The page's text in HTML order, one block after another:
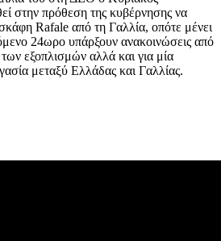
στην πρόθεση της κυβέρνησης να
Rafale από τη Γαλλία, οπότε μένει
24ωρο υπάρξουν ανακοινώσεις από
εξοπλισμών αλλά και για μία
μεταξύ Ελλάδας και Γαλλίας.